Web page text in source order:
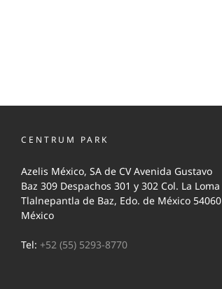
CENTRUM PARK
Azelis México, SA de CV Avenida Gustavo
Baz 309 Despachos 301 y 302 Col. La Loma
Tlalnepantla de Baz, Edo. de México 54060
México
Tel: +52 (55) 5293-8770